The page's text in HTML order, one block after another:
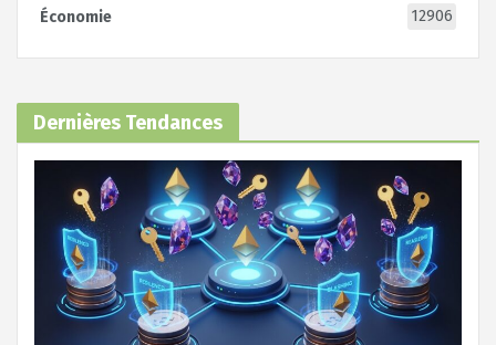
Économie 12906
Dernières Tendances